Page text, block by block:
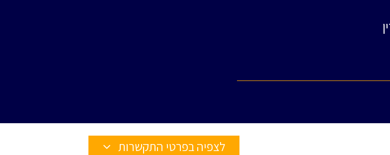
לצפיה בפרטי התקשרות